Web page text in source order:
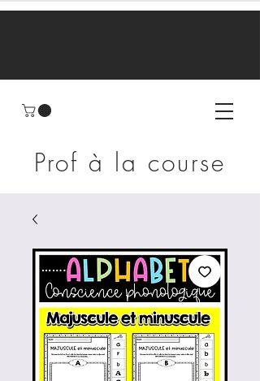
Prof à la course